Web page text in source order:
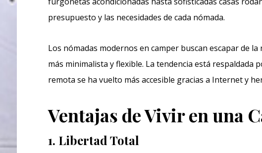
presupuesto y las necesidades de cada nómada.
Los nómadas modernos en camper buscan escapar de
más minimalista y flexible. La tendencia está respaldada
remota se ha vuelto más accesible gracias a Internet y
Ventajas de Vivir en una
1. Libertad Total